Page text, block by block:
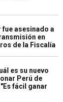
fue asesinado a
en
de la Fiscalía
es su nuevo
Perú de
fácil ganar